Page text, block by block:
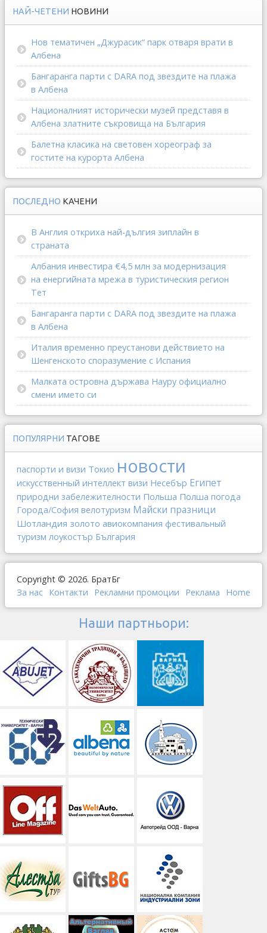
НАЙ-ЧЕТЕНИ НОВИНИ
Нов тематичен „Джурасик“ парк отваря врати в
Албена
Бангаранга парти с DARA под звездите на плажа
в Албена
Националният исторически музей представя в
Албена златните съкровища на България
Балетна класика на световен хореограф за
гостите на курорта Албена
ПОСЛЕДНО КАЧЕНИ
В Англия откриха най-дългия зиплайн в
страната
Албания инвестира €4,5 млн за модернизация
на енергийната мрежа в туристическия регион
Тет
Бангаранга парти с DARA под звездите на плажа
в Албена
Италия временно преустанови действието на
Шенгенското споразумение с Испания
Малката островна държава Науру официално
смени името си
ПОПУЛЯРНИ ТАГОВЕ
паспорти и визи Токио новости
искусственный интеллект визи Несебър Египет
природни забележителности Польша Полша погода
Города/София велотуризм Майски празници
Шотландия золото авиокомпания фестивальный
туризм лоукостър България
Copyright © 2026. БратБг
За нас Контакти Рекламни промоции Реклама Home
Наши партньори: